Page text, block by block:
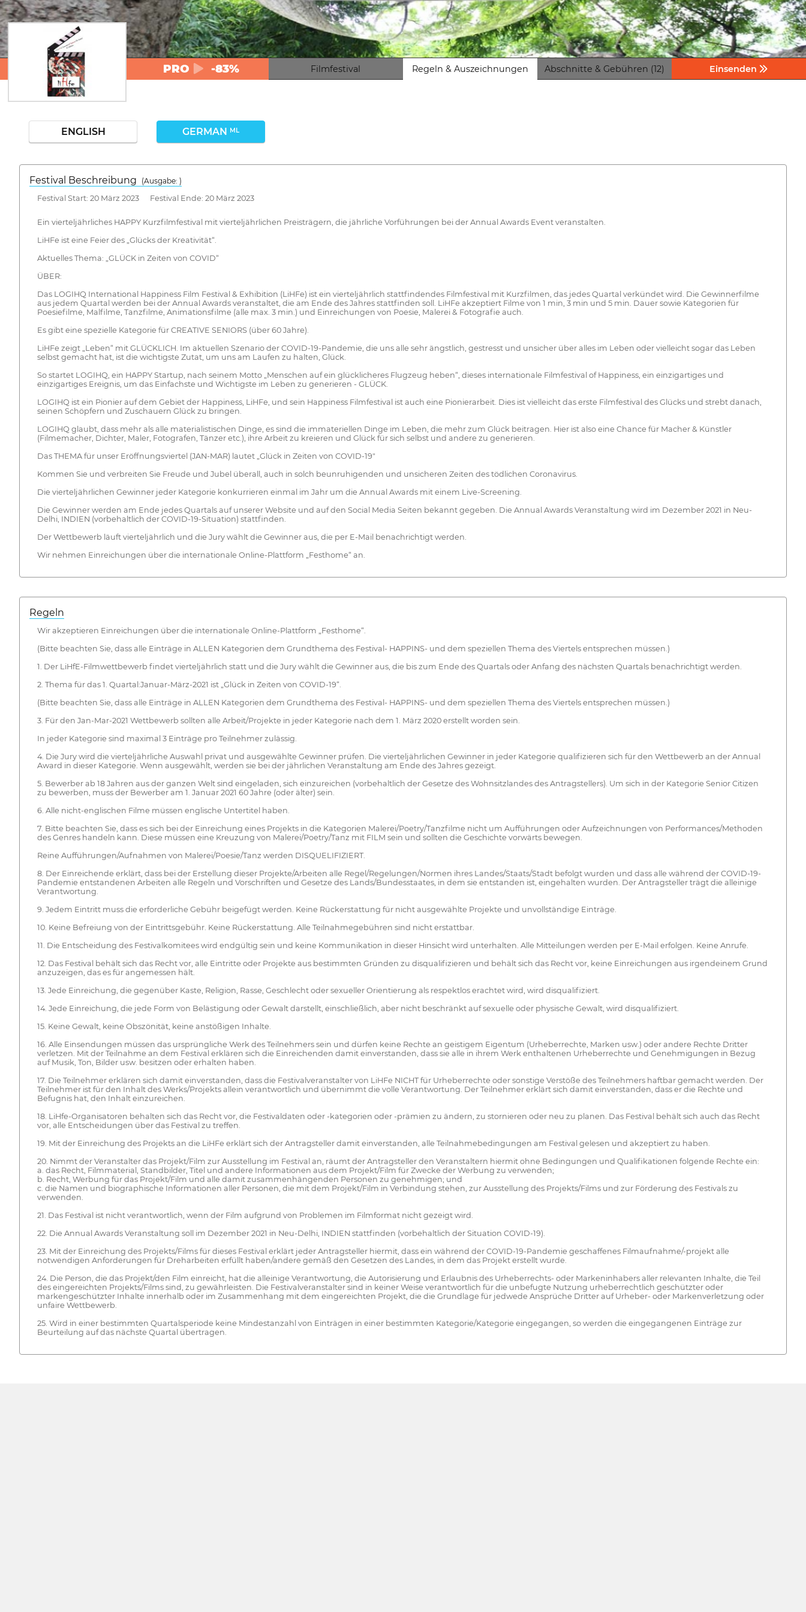
PRO -83% Filmfestival Regeln & Auszeichnungen Abschnitte & Gebühren (12) Einsenden
ENGLISH GERMAN ML
Festival Beschreibung
(Ausgabe: )
Festival Start: 20 März 2023 Festival Ende: 20 März 2023
Ein vierteljährliches HAPPY Kurzfilmfestival mit vierteljährlichen Preisträgern, die jährliche Vorführungen bei der Annual Awards Event veranstalten.
LiHFe ist eine Feier des „Glücks der Kreativität“.
Aktuelles Thema: „GLÜCK in Zeiten von COVID“
ÜBER:
Das LOGIHQ International Happiness Film Festival & Exhibition (LiHFe) ist ein vierteljährlich stattfindendes Filmfestival mit Kurzfilmen, das jedes Quartal verkündet wird. Die Gewinnerfilme
aus jedem Quartal werden bei der Annual Awards veranstaltet, die am Ende des Jahres stattfinden soll. LiHFe akzeptiert Filme von 1 min, 3 min und 5 min. Dauer sowie Kategorien für
Poesiefilme, Malfilme, Tanzfilme, Animationsfilme (alle max. 3 min.) und Einreichungen von Poesie, Malerei & Fotografie auch.
Es gibt eine spezielle Kategorie für CREATIVE SENIORS (über 60 Jahre).
LiHFe zeigt „Leben“ mit GLÜCKLICH. Im aktuellen Szenario der COVID-19-Pandemie, die uns alle sehr ängstlich, gestresst und unsicher über alles im Leben oder vielleicht sogar das Leben
selbst gemacht hat, ist die wichtigste Zutat, um uns am Laufen zu halten, Glück.
So startet LOGIHQ, ein HAPPY Startup, nach seinem Motto „Menschen auf ein glücklicheres Flugzeug heben“, dieses internationale Filmfestival of Happiness, ein einzigartiges und
einzigartiges Ereignis, um das Einfachste und Wichtigste im Leben zu generieren - GLÜCK.
LOGIHQ ist ein Pionier auf dem Gebiet der Happiness, LiHFe, und sein Happiness Filmfestival ist auch eine Pionierarbeit. Dies ist vielleicht das erste Filmfestival des Glücks und strebt danach,
seinen Schöpfern und Zuschauern Glück zu bringen.
LOGIHQ glaubt, dass mehr als alle materialistischen Dinge, es sind die immateriellen Dinge im Leben, die mehr zum Glück beitragen. Hier ist also eine Chance für Macher & Künstler
(Filmemacher, Dichter, Maler, Fotografen, Tänzer etc.), ihre Arbeit zu kreieren und Glück für sich selbst und andere zu generieren.
Das THEMA für unser Eröffnungsviertel (JAN-MAR) lautet „Glück in Zeiten von COVID-19"
Kommen Sie und verbreiten Sie Freude und Jubel überall, auch in solch beunruhigenden und unsicheren Zeiten des tödlichen Coronavirus.
Die vierteljährlichen Gewinner jeder Kategorie konkurrieren einmal im Jahr um die Annual Awards mit einem Live-Screening.
Die Gewinner werden am Ende jedes Quartals auf unserer Website und auf den Social Media Seiten bekannt gegeben. Die Annual Awards Veranstaltung wird im Dezember 2021 in Neu-
Delhi, INDIEN (vorbehaltlich der COVID-19-Situation) stattfinden.
Der Wettbewerb läuft vierteljährlich und die Jury wählt die Gewinner aus, die per E-Mail benachrichtigt werden.
Wir nehmen Einreichungen über die internationale Online-Plattform „Festhome“ an.
Regeln
Wir akzeptieren Einreichungen über die internationale Online-Plattform „Festhome“.
(Bitte beachten Sie, dass alle Einträge in ALLEN Kategorien dem Grundthema des Festival- HAPPINS- und dem speziellen Thema des Viertels entsprechen müssen.)
1. Der LiHfE-Filmwettbewerb findet vierteljährlich statt und die Jury wählt die Gewinner aus, die bis zum Ende des Quartals oder Anfang des nächsten Quartals benachrichtigt werden.
2. Thema für das 1. Quartal:Januar-März-2021 ist „Glück in Zeiten von COVID-19“.
(Bitte beachten Sie, dass alle Einträge in ALLEN Kategorien dem Grundthema des Festival- HAPPINS- und dem speziellen Thema des Viertels entsprechen müssen.)
3. Für den Jan-Mar-2021 Wettbewerb sollten alle Arbeit/Projekte in jeder Kategorie nach dem 1. März 2020 erstellt worden sein.
In jeder Kategorie sind maximal 3 Einträge pro Teilnehmer zulässig.
4. Die Jury wird die vierteljährliche Auswahl privat und ausgewählte Gewinner prüfen. Die vierteljährlichen Gewinner in jeder Kategorie qualifizieren sich für den Wettbewerb an der Annual
Award in dieser Kategorie. Wenn ausgewählt, werden sie bei der jährlichen Veranstaltung am Ende des Jahres gezeigt.
5. Bewerber ab 18 Jahren aus der ganzen Welt sind eingeladen, sich einzureichen (vorbehaltlich der Gesetze des Wohnsitzlandes des Antragstellers). Um sich in der Kategorie Senior Citizen
zu bewerben, muss der Bewerber am 1. Januar 2021 60 Jahre (oder älter) sein.
6. Alle nicht-englischen Filme müssen englische Untertitel haben.
7. Bitte beachten Sie, dass es sich bei der Einreichung eines Projekts in die Kategorien Malerei/Poetry/Tanzfilme nicht um Aufführungen oder Aufzeichnungen von Performances/Methoden
des Genres handeln kann. Diese müssen eine Kreuzung von Malerei/Poetry/Tanz mit FILM sein und sollten die Geschichte vorwärts bewegen.
Reine Aufführungen/Aufnahmen von Malerei/Poesie/Tanz werden DISQUELIFIZIERT.
8. Der Einreichende erklärt, dass bei der Erstellung dieser Projekte/Arbeiten alle Regel/Regelungen/Normen ihres Landes/Staats/Stadt befolgt wurden und dass alle während der COVID-19-
Pandemie entstandenen Arbeiten alle Regeln und Vorschriften und Gesetze des Lands/Bundesstaates, in dem sie entstanden ist, eingehalten wurden. Der Antragsteller trägt die alleinige
Verantwortung.
9. Jedem Eintritt muss die erforderliche Gebühr beigefügt werden. Keine Rückerstattung für nicht ausgewählte Projekte und unvollständige Einträge.
10. Keine Befreiung von der Eintrittsgebühr. Keine Rückerstattung. Alle Teilnahmegebühren sind nicht erstattbar.
11. Die Entscheidung des Festivalkomitees wird endgültig sein und keine Kommunikation in dieser Hinsicht wird unterhalten. Alle Mitteilungen werden per E-Mail erfolgen. Keine Anrufe.
12. Das Festival behält sich das Recht vor, alle Eintritte oder Projekte aus bestimmten Gründen zu disqualifizieren und behält sich das Recht vor, keine Einreichungen aus irgendeinem Grund
anzuzeigen, das es für angemessen hält.
13. Jede Einreichung, die gegenüber Kaste, Religion, Rasse, Geschlecht oder sexueller Orientierung als respektlos erachtet wird, wird disqualifiziert.
14. Jede Einreichung, die jede Form von Belästigung oder Gewalt darstellt, einschließlich, aber nicht beschränkt auf sexuelle oder physische Gewalt, wird disqualifiziert.
15. Keine Gewalt, keine Obszönität, keine anstößigen Inhalte.
16. Alle Einsendungen müssen das ursprüngliche Werk des Teilnehmers sein und dürfen keine Rechte an geistigem Eigentum (Urheberrechte, Marken usw.) oder andere Rechte Dritter
verletzen. Mit der Teilnahme an dem Festival erklären sich die Einreichenden damit einverstanden, dass sie alle in ihrem Werk enthaltenen Urheberrechte und Genehmigungen in Bezug
auf Musik, Ton, Bilder usw. besitzen oder erhalten haben.
17. Die Teilnehmer erklären sich damit einverstanden, dass die Festivalveranstalter von LiHFe NICHT für Urheberrechte oder sonstige Verstöße des Teilnehmers haftbar gemacht werden. Der
Teilnehmer ist für den Inhalt des Werks/Projekts allein verantwortlich und übernimmt die volle Verantwortung. Der Teilnehmer erklärt sich damit einverstanden, dass er die Rechte und
Befugnis hat, den Inhalt einzureichen.
18. LiHfe-Organisatoren behalten sich das Recht vor, die Festivaldaten oder -kategorien oder -prämien zu ändern, zu stornieren oder neu zu planen. Das Festival behält sich auch das Recht
vor, alle Entscheidungen über das Festival zu treffen.
19. Mit der Einreichung des Projekts an die LiHFe erklärt sich der Antragsteller damit einverstanden, alle Teilnahmebedingungen am Festival gelesen und akzeptiert zu haben.
20. Nimmt der Veranstalter das Projekt/Film zur Ausstellung im Festival an, räumt der Antragsteller den Veranstaltern hiermit ohne Bedingungen und Qualifikationen folgende Rechte ein:
a. das Recht, Filmmaterial, Standbilder, Titel und andere Informationen aus dem Projekt/Film für Zwecke der Werbung zu verwenden;
b. Recht, Werbung für das Projekt/Film und alle damit zusammenhängenden Personen zu genehmigen; und
c. die Namen und biographische Informationen aller Personen, die mit dem Projekt/Film in Verbindung stehen, zur Ausstellung des Projekts/Films und zur Förderung des Festivals zu
verwenden.
21. Das Festival ist nicht verantwortlich, wenn der Film aufgrund von Problemen im Filmformat nicht gezeigt wird.
22. Die Annual Awards Veranstaltung soll im Dezember 2021 in Neu-Delhi, INDIEN stattfinden (vorbehaltlich der Situation COVID-19).
23. Mit der Einreichung des Projekts/Films für dieses Festival erklärt jeder Antragsteller hiermit, dass ein während der COVID-19-Pandemie geschaffenes Filmaufnahme/-projekt alle
notwendigen Anforderungen für Dreharbeiten erfüllt haben/andere gemäß den Gesetzen des Landes, in dem das Projekt erstellt wurde.
24. Die Person, die das Projekt/den Film einreicht, hat die alleinige Verantwortung, die Autorisierung und Erlaubnis des Urheberrechts- oder Markeninhabers aller relevanten Inhalte, die Teil
des eingereichten Projekts/Films sind, zu gewährleisten. Die Festivalveranstalter sind in keiner Weise verantwortlich für die unbefugte Nutzung urheberrechtlich geschützter oder
markengeschützter Inhalte innerhalb oder im Zusammenhang mit dem eingereichten Projekt, die die Grundlage für jedwede Ansprüche Dritter auf Urheber- oder Markenverletzung oder
unfaire Wettbewerb.
25. Wird in einer bestimmten Quartalsperiode keine Mindestanzahl von Einträgen in einer bestimmten Kategorie/Kategorie eingegangen, so werden die eingegangenen Einträge zur
Beurteilung auf das nächste Quartal übertragen.